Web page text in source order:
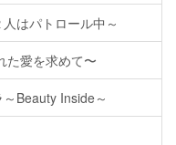
はパトロール中～
た愛を求めて〜
Beauty Inside～